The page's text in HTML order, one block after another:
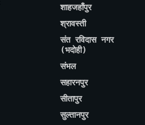
शाहजहाँपुर
श्रावस्ती
संत रविदास नगर
(भदोही)
संभल
सहारनपुर
सीतापुर
सुल्तानपुर